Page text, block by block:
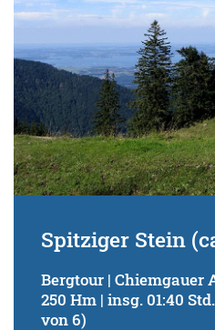
Spitziger Stein
Bergtour | Chiemgauer
250 Hm | insg. 01:40
von 6)